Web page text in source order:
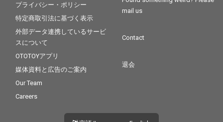
プライバシー・ポリシー
特定商取引法に基づく表示
外部データ連携しているサービ
スについて
OTOTOYアプリ
媒体資料と広告のご案内
Our Team
Careers
mail us
Contact
退会